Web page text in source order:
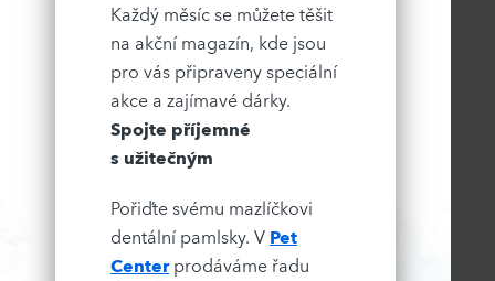
Každý měsíc se můžete těšit
na akční magazín, kde jsou
pro vás připraveny speciální
akce a zajímavé dárky.
Spojte příjemné
s užitečným
Pořiďte svému mazlíčkovi
dentální pamlsky. V Pet
Centerprodáváme řadu